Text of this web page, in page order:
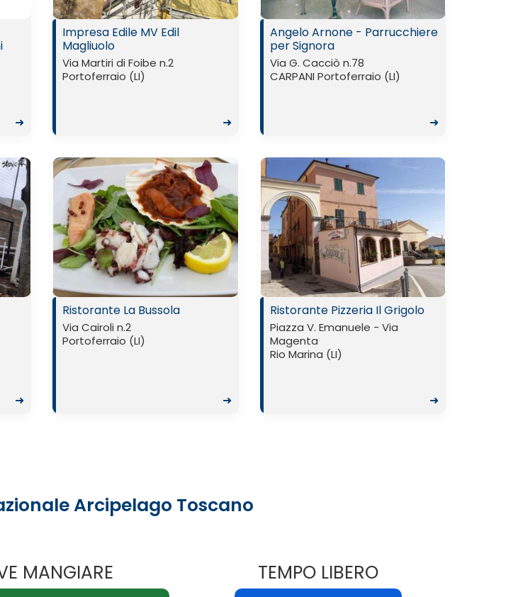
➜
Impresa Edile MV Edil
Magliuolo
Via Martiri di Foibe n.2
Portoferraio (LI)
➜
Angelo Arnone - Parrucchiere
per Signora
Via G. Cacciò n.78
CARPANI Portoferraio (LI)
➜
➜
Ristorante La Bussola
Via Cairoli n.2
Portoferraio (LI)
➜
Ristorante Pizzeria Il Grigolo
Piazza V. Emanuele - Via
Magenta
Rio Marina (LI)
➜
Arcipelago Toscano
MANGIARE TEMPO LIBERO